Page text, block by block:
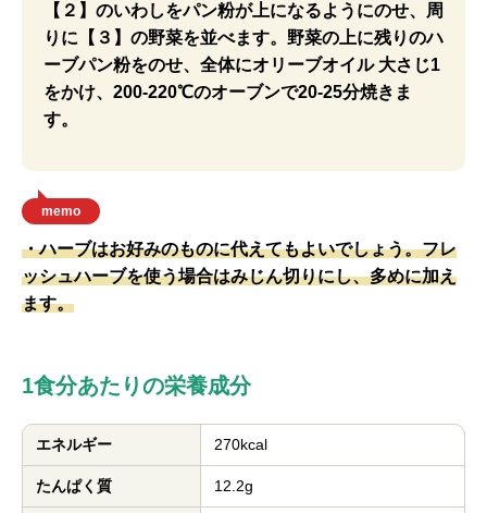
【２】のいわしをパン粉が上になるようにのせ、周
りに【３】の野菜を並べます。野菜の上に残りのハ
ーブパン粉をのせ、全体にオリーブオイル 大さじ1
をかけ、200-220℃のオーブンで20-25分焼きま
す。
memo
・ハーブはお好みのものに代えてもよいでしょう。フレ
ッシュハーブを使う場合はみじん切りにし、多めに加え
ます。
1食分あたりの栄養成分
エネルギー 270kcal
たんぱく質 12.2g